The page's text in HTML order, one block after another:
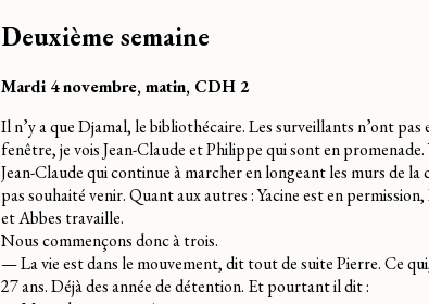
Deuxième semaine
Mardi 4 novembre, matin, CDH 2
Il n’y a que Djamal, le bibliothécaire. Les surveillants n’ont
fenêtre, je vois Jean-Claude et Philippe qui sont en
Jean-Claude qui continue à marcher en longeant les murs de
pas souhaité venir. Quant aux autres : Yacine est en
et Abbes travaille.
Nous commençons donc à trois.
— La vie est dans le mouvement, dit tout de suite Pierre. Ce
27 ans. Déjà des année de détention. Et pourtant il dit :